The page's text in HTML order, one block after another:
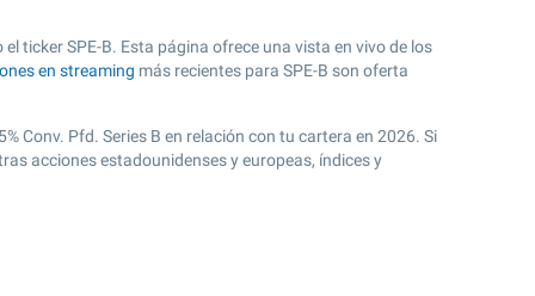
el ticker SPE-B. Esta página ofrece una vista en vivo de los
en streaming más recientes para SPE-B son oferta
Conv. Pfd. Series B en relación con tu cartera en 2026. Si
acciones estadounidenses y europeas, índices y